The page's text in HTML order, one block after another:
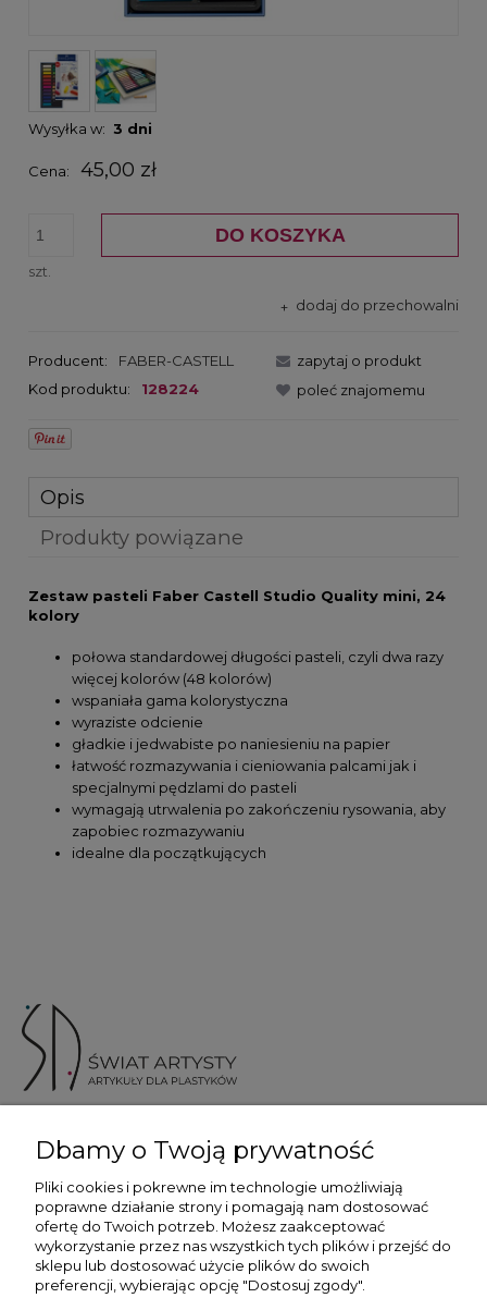
Wysyłka w: 3 dni
Cena: 45,00 zł
szt.
DO KOSZYKA
dodaj do przechowalni
Producent:
FABER-CASTELL
Kod produktu:
128224
zapytaj o produkt
poleć znajomemu
Opis
Produkty powiązane
Zestaw pasteli Faber Castell Studio Quality mini, 24
kolory
połowa standardowej długości pasteli, czyli dwa razy
więcej kolorów (48 kolorów)
wspaniała gama kolorystyczna
wyraziste odcienie
gładkie i jedwabiste po naniesieniu na papier
łatwość rozmazywania i cieniowania palcami jak i
specjalnymi pędzlami do pasteli
wymagają utrwalenia po zakończeniu rysowania, aby
zapobiec rozmazywaniu
idealne dla początkujących
Więcej informacji
Dbamy o Twoją prywatność
Pliki cookies i pokrewne im technologie umożliwiają
poprawne działanie strony i pomagają nam dostosować
ofertę do Twoich potrzeb. Możesz zaakceptować
wykorzystanie przez nas wszystkich tych plików i przejść do
sklepu lub dostosować użycie plików do swoich
preferencji, wybierając opcję "Dostosuj zgody".